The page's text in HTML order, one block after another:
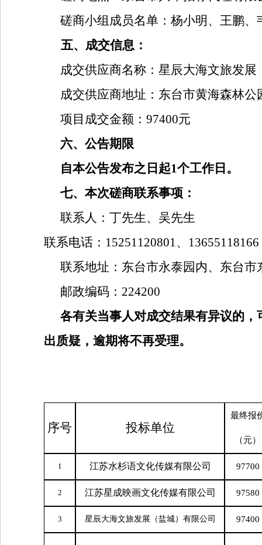
磋商小组成员名单：杨小明、王鹏、
五、 成交信息：
成交供应商名称：星辰大海文旅发展
成交供应商地址： 东台市黄海森林公
项目成交金额： 97400元
六、公告期限
自本公告发布之日起1个工作日。
七、本次磋商联系事项：
联系人：丁先生、吴先生
联系电话： 15251120801、13655118166
联系地址：东台市永泰园内、 东台市
邮政编码：224200
各有关当事人对成交结果有异议的，
出质疑，逾期将不再受理。
序号 投标单位
最终报
（元）
1 江苏水杉语文化传媒有限公司 97700
2 江苏星成映画文化传媒有限公司 97580
3 星辰大海文旅发展（盐城）有限公司 97400